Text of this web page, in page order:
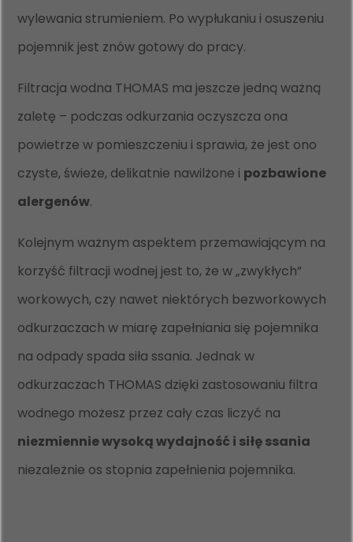
wylewania strumieniem. Po wypłukaniu i osuszeniu
pojemnik jest znów gotowy do pracy.
Filtracja wodna THOMAS ma jeszcze jedną ważną
zaletę – podczas odkurzania oczyszcza ona
powietrze w pomieszczeniu i sprawia, że jest ono
czyste, świeże, delikatnie nawilżone i pozbawione
alergenów.
Kolejnym ważnym aspektem przemawiającym na
korzyść filtracji wodnej jest to, że w „zwykłych”
workowych, czy nawet niektórych bezworkowych
odkurzaczach w miarę zapełniania się pojemnika
na odpady spada siła ssania. Jednak w
odkurzaczach THOMAS dzięki zastosowaniu filtra
wodnego możesz przez cały czas liczyć na
niezmiennie wysoką wydajność i siłę ssania
niezależnie os stopnia zapełnienia pojemnika.